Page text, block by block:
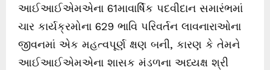
આઈઆઈએમએના 61માવાર્ષિક પદવીદાન સમારંભમાં
ચાર કાર્યક્રમોના 629 ભાવિ પરિવર્તન લાવનારાઓના
જીવનમાં એક મહત્વપૂર્ણ ક્ષણ બની, કારણ કે તેમને
આઈઆઈએમએના શાસક મંડળના અધ્યક્ષ શ્રી